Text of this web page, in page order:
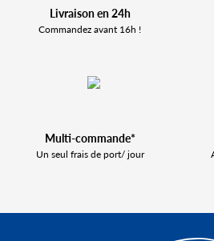
Livraison en 24h
Commandez avant 16h !
Multi-commande*
Un seul frais de port/ jour